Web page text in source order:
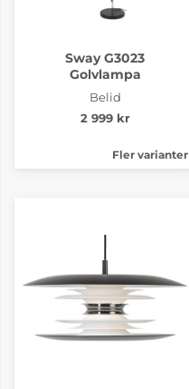
Sway G3023
Golvlampa
Belid
2 999 kr
Fler varianter